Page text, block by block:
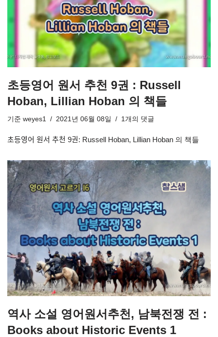
초등영어 원서 추천 9권 : Russell
Hoban, Lillian Hoban 의 책들
기준 weyes1 2021년 06월 08일 1개의 댓글
초등영어 원서 추천 9권: Russell Hoban, Lillian Hoban 의 책들
역사 소설 영어원서추천, 남북전쟁 전 :
Books about Historic Events 1